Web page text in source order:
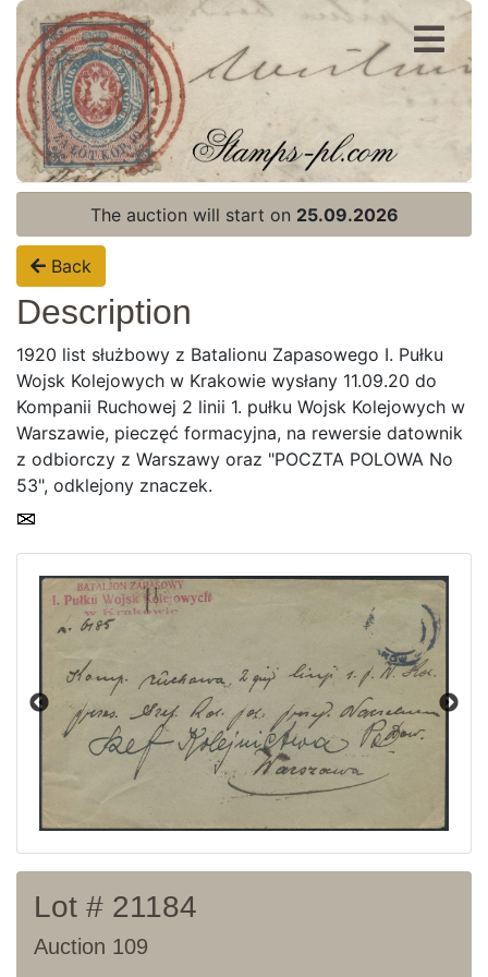
Register
Login
Home page
Current auction
Recent result
Archive
Regulation
Contact
The auction will start on 25.09.2026
Back
Description
1920 list służbowy z Batalionu Zapasowego I. Pułku
Wojsk Kolejowych w Krakowie wysłany 11.09.20 do
Kompanii Ruchowej 2 linii 1. pułku Wojsk Kolejowych w
Warszawie, pieczęć formacyjna, na rewersie datownik
z odbiorczy z Warszawy oraz "POCZTA POLOWA No
53", odklejony znaczek.
Lot # 21184
Auction 109